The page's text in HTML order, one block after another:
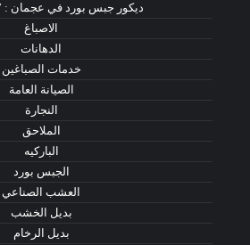
ديكور جبس بورد في عجمان : 0547149297
الاصباغ
الدهانات
خدمات الصباغين
الصيانة العامة
النجارة
الملاحق
الباركيه
الجبس بورد
العشب الصناعي
بديل الخشب
بديل الرخام